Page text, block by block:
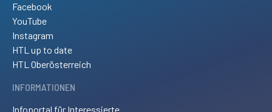
Facebook
YouTube
Instagram
HTL up to date
HTL Oberösterreich
INFORMATIONEN
Infoportal für Interessierte